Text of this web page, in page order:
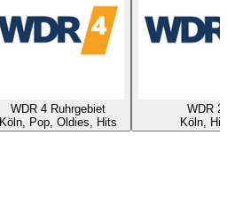
WDR 4 Ruhrgebiet
Köln, Pop, Oldies, Hits
WDR 2
Köln,